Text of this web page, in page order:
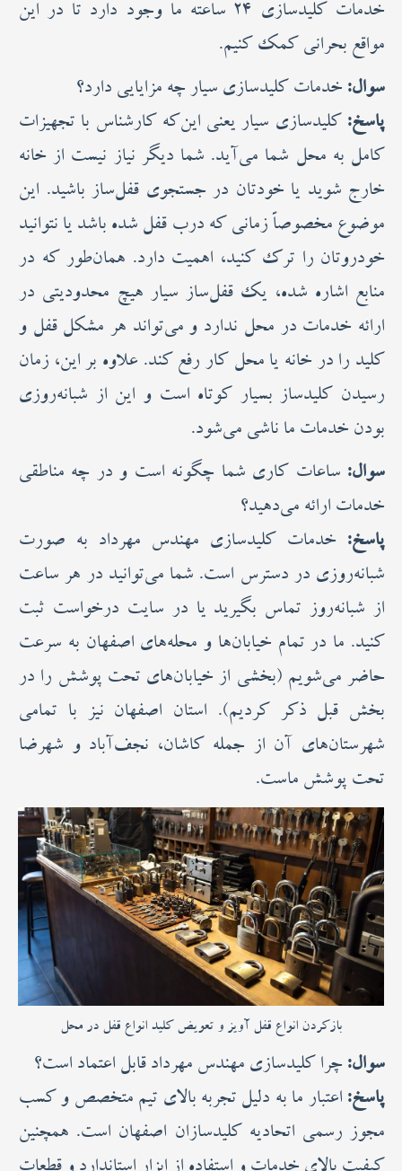
خدمات کلیدسازی ۲۴ ساعته ما وجود دارد تا در این
مواقع بحرانی کمک کنیم.
سوال: خدمات کلیدسازی سیار چه مزایایی دارد؟
پاسخ: کلیدسازی سیار یعنی این‌که کارشناس با تجهیزات
کامل به محل شما می‌آید. شما دیگر نیاز نیست از خانه
خارج شوید یا خودتان در جستجوی قفل‌ساز باشید. این
موضوع مخصوصاً زمانی که درب قفل شده باشد یا نتوانید
خودروتان را ترک کنید، اهمیت دارد. همان‌طور که در
منابع اشاره شده، یک قفل‌ساز سیار هیچ محدودیتی در
ارائه خدمات در محل ندارد و می‌تواند هر مشکل قفل و
کلید را در خانه یا محل کار رفع کند. علاوه بر این، زمان
رسیدن کلیدساز بسیار کوتاه است و این از شبانه‌روزی
بودن خدمات ما ناشی می‌شود.
سوال: ساعات کاری شما چگونه است و در چه مناطقی
خدمات ارائه می‌دهید؟
پاسخ: خدمات کلیدسازی مهندس مهرداد به صورت
شبانه‌روزی در دسترس است. شما می‌توانید در هر ساعت
از شبانه‌روز تماس بگیرید یا در سایت درخواست ثبت
کنید. ما در تمام خیابان‌ها و محله‌های اصفهان به سرعت
حاضر می‌شویم (بخشی از خیابان‌های تحت پوشش را در
بخش قبل ذکر کردیم). استان اصفهان نیز با تمامی
شهرستان‌های آن از جمله کاشان، نجف‌آباد و شهرضا
تحت پوشش ماست.
بازکردن انواع قفل آویز و تعویض کلید انواع قفل در محل
سوال: چرا کلیدسازی مهندس مهرداد قابل اعتماد است؟
پاسخ: اعتبار ما به دلیل تجربه‌ بالای تیم متخصص و کسب
مجوز رسمی اتحادیه کلیدسازان اصفهان است. همچنین